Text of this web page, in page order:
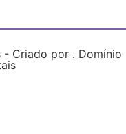
Criado por . Domínio